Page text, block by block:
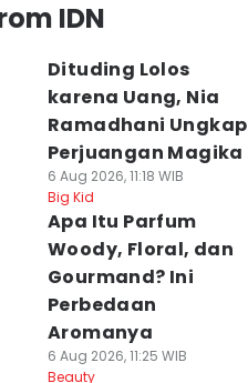
IDN
Dituding Lolos
karena Uang, Nia
Ramadhani Ungkap
Perjuangan Magika
6 Aug 2026, 11:18 WIB
Big Kid
Apa Itu Parfum
Woody, Floral, dan
Gourmand? Ini
Perbedaan
Aromanya
6 Aug 2026, 11:25 WIB
Beauty